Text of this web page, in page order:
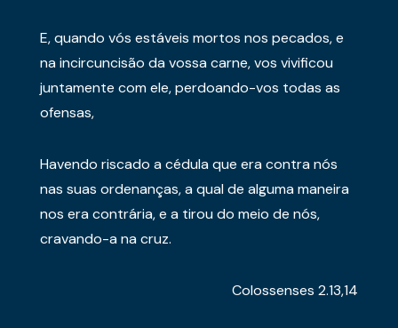
E, quando vós estáveis mortos nos pecados, e
na incircuncisão da vossa carne, vos vivificou
juntamente com ele, perdoando-vos todas as
ofensas,
Havendo riscado a cédula que era contra nós
nas suas ordenanças, a qual de alguma maneira
nos era contrária, e a tirou do meio de nós,
cravando-a na cruz.
Colossenses 2.13,14